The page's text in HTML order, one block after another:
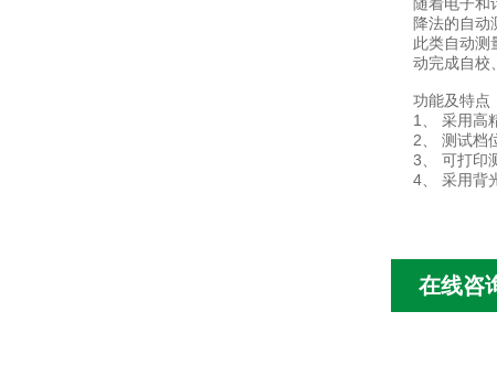
降法的自动
此类自动测
动完成自校
功能及特点
1、 采用高
2、 测试档
3、 可打印
4、 采用背
在线咨